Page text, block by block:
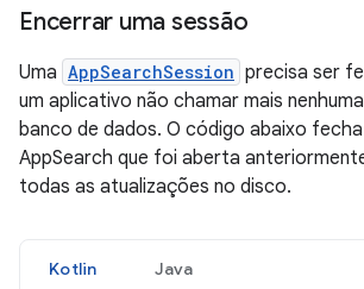
Encerrar uma sessão
Uma AppSearchSession precisa ser
um aplicativo não chamar mais
banco de dados. O código abaixo
AppSearch que foi aberta
todas as atualizações no disco.
Kotlin Java